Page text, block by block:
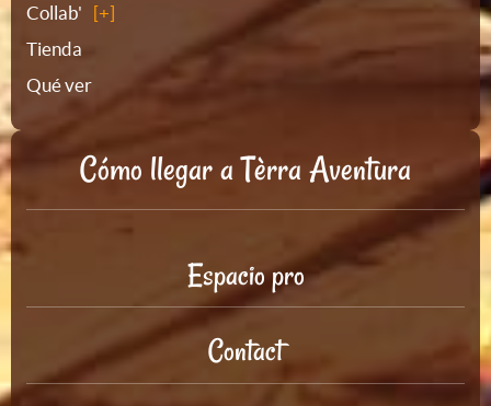
Collab'
Tienda
Qué ver
Cómo llegar a Tèrra Aventura
Espacio pro
Contact